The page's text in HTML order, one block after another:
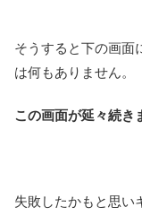
そうすると下の画面
は何もありません。
この画面が延々続き
失敗したかもと思い